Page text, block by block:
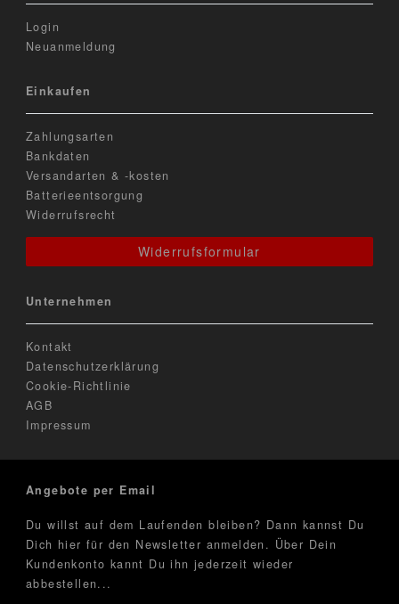
Login
Neuanmeldung
Einkaufen
Zahlungsarten
Bankdaten
Versandarten & -kosten
Batterieentsorgung
Widerrufsrecht
Widerrufsformular
Unternehmen
Kontakt
Datenschutzerklärung
Cookie-Richtlinie
AGB
Impressum
Angebote per Email
Du willst auf dem Laufenden bleiben? Dann kannst Du
Dich hier für den Newsletter anmelden. Über Dein
Kundenkonto kannt Du ihn jederzeit wieder
abbestellen...